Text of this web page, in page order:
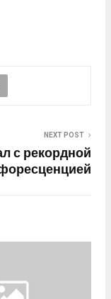
NEXT POST
с рекордной